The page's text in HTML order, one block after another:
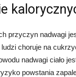
przyczyn nadwagi
choruje na
nadwagi ciało
powstania